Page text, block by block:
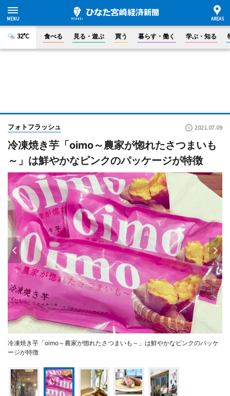
32°C 食べる 見る・遊ぶ 買う 暮らす・働く 学ぶ・知る
フォトフラッシュ 2021.07.09
冷凍焼き芋「oimo～農家が惚れたさつまいも
～」は鮮やかなピンクのパッケージが特徴
冷凍焼き芋「oimo～農家が惚れたさつまいも～」は鮮やかなピンクのパッケ
ージが特徴